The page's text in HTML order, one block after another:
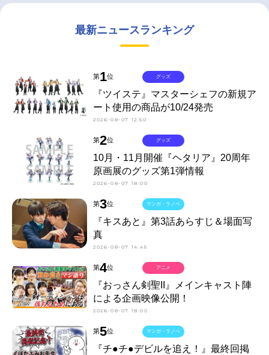
最新ニュースランキング
第1位
『ツイステ』マスターシェフの新規ア
ート使用の商品が10/24発売
2026-08-07 12:50
グッズ
第2位
10月・11月開催『ヘタリア』20周年
原画展のグッズ第1弾情報
2026-08-07 18:00
グッズ
第3位
『キスあと』第3話あらすじ＆場面写
真
2026-08-07 14:45
マンガ・ラノベ
第4位
『おっさん剣聖II』メインキャスト陣
による企画映像公開！
2026-08-07 18:00
アニメ
第5位
『チ●チ●デビルを追え！』最終回掲
マンガ・ラノベ